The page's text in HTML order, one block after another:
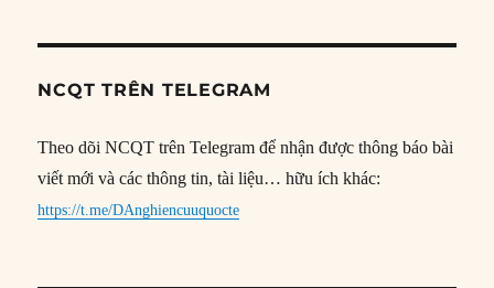
NCQT TRÊN TELEGRAM
Theo dõi NCQT trên Telegram để nhận được thông báo bài
viết mới và các thông tin, tài liệu… hữu ích khác:
https://t.me/DAnghiencuuquocte